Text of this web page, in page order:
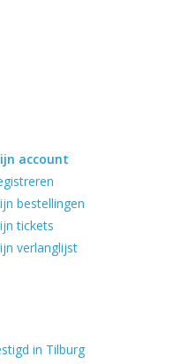
account
bestellingen
tickets
verlanglijst
in Tilburg